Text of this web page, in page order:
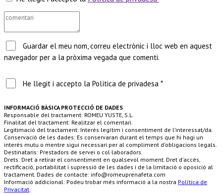
Guardar el meu nom, correu electrònic i lloc web en aquest
navegador per a la pròxima vegada que comenti.
He llegit i accepto la Política de privadesa *
INFORMACIÓ BÀSICA PROTECCIÓ DE DADES
Responsable del tractament: ROMEU YUSTE, S.L.
Finalitat del tractament: Realitzar el comentari.
Legitimació del tractament: Interès legítim i consentiment de l’interessat/da.
Conservació de les dades: Es conservaran durant el temps que hi hagi un
interès mutu o mentre sigui necessari per al compliment d'obligacions legals.
Destinataris: Prestadors de servei o col·laboradors.
Drets: Dret a retirar el consentiment en qualsevol moment. Dret d'accés,
rectificació, portabilitat i supressió de les dades i de la limitació o oposició al
tractament. Dades de contacte: info@romeuprenafeta.com
Informació addicional: Podeu trobar més informació a la nostra Política de
Privacitat.